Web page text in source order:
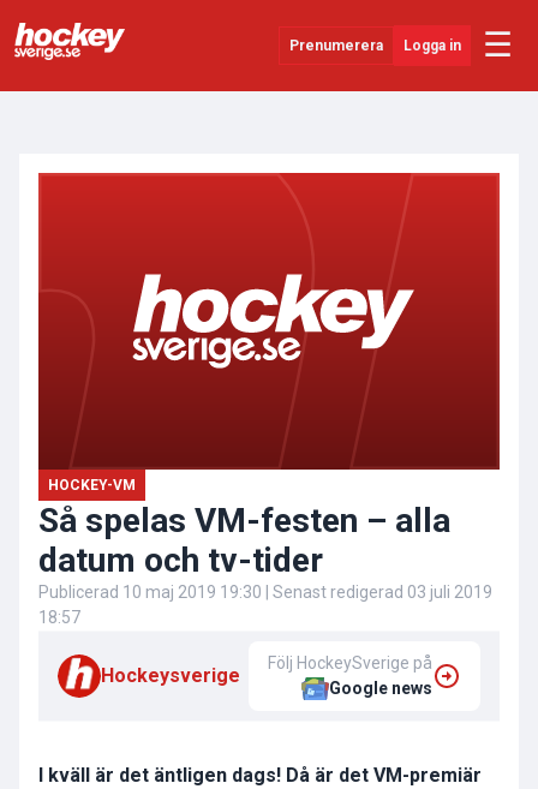
Prenumerera Logga in ☰
HOCKEY-VM
Så spelas VM-festen – alla
datum och tv-tider
Publicerad 10 maj 2019 19:30 | Senast redigerad 03 juli 2019
18:57
Hockeysverige
Följ HockeySverige på
Google news
I kväll är det äntligen dags! Då är det VM-premiär